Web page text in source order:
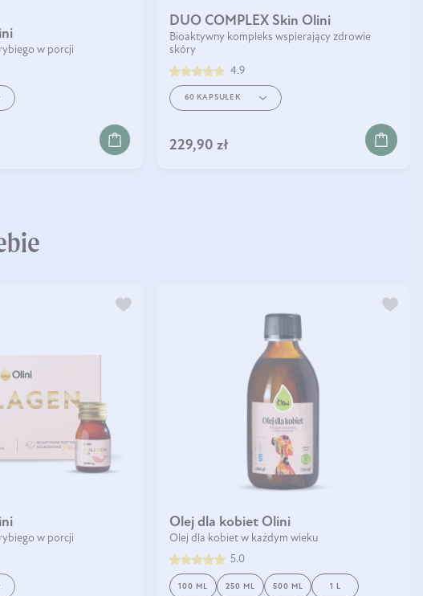
w porcji
DUO COMPLEX Skin Olini
Bioaktywny kompleks wspierający zdrowie
skóry
4.9
60 KAPSUŁEK
229,90 zł
w porcji
Olej dla kobiet Olini
Olej dla kobiet w każdym wieku
5.0
100 ML 250 ML 500 ML 1 L